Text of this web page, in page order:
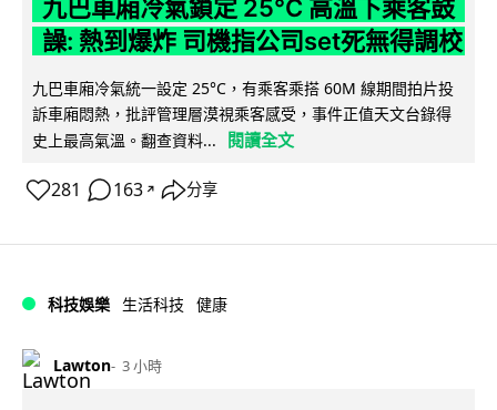
九巴車廂冷氣鎖定 25°C 高溫下乘客鼓
譟: 熱到爆炸 司機指公司set死無得調校
九巴車廂冷氣統一設定 25°C，有乘客乘搭 60M 線期間拍片投
訴車廂悶熱，批評管理層漠視乘客感受，事件正值天文台錄得
史上最高氣溫。翻查資料...
閱讀全文
281 163 ↗ 分享
科技娛樂 生活科技 健康
Lawton 3 小時